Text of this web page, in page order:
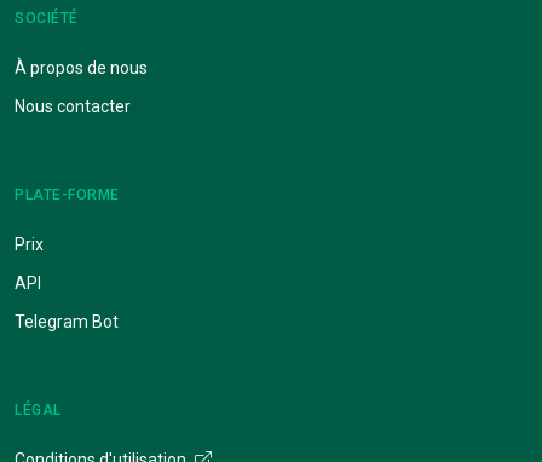
SOCIÉTÉ
À propos de nous
Nous contacter
PLATE-FORME
Prix
API
Telegram Bot
LÉGAL